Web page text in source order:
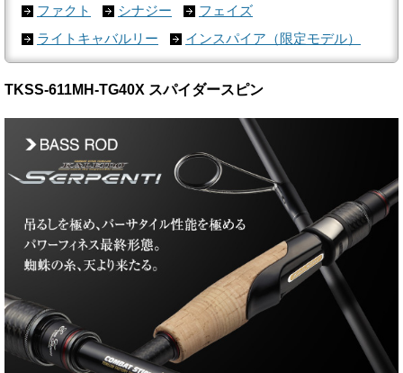
ファクト
シナジー
フェイズ
ライトキャバルリー
インスパイア（限定モデル）
TKSS-611MH-TG40X スパイダースピン